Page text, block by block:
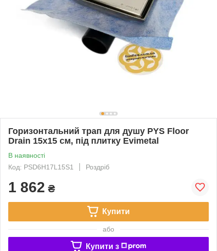
Горизонтальний трап для душу PYS Floor
Drain 15х15 см, під плитку Evimetal
В наявності
Код: PSD6H17L15S1
Роздріб
1 862 ₴
Купити
або
Купити з